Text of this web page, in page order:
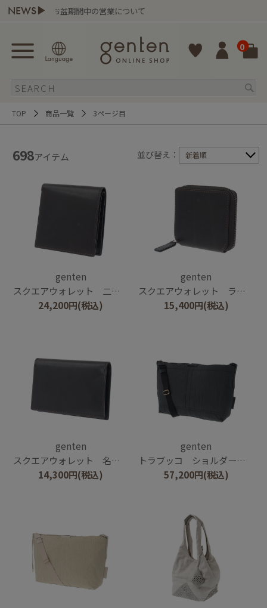
NEWS▶
お盆期間中の営業について
0
TOP 商品一覧 3ページ目
698アイテム 並び替え： 新着順
genten
スクエアウォレット 二つ折り財布
24,200円(税込)
genten
スクエアウォレット ラウンドコインケース
15,400円(税込)
genten
スクエアウォレット 名刺入れ
14,300円(税込)
genten
トラブッコ ショルダーバッグ大
57,200円(税込)